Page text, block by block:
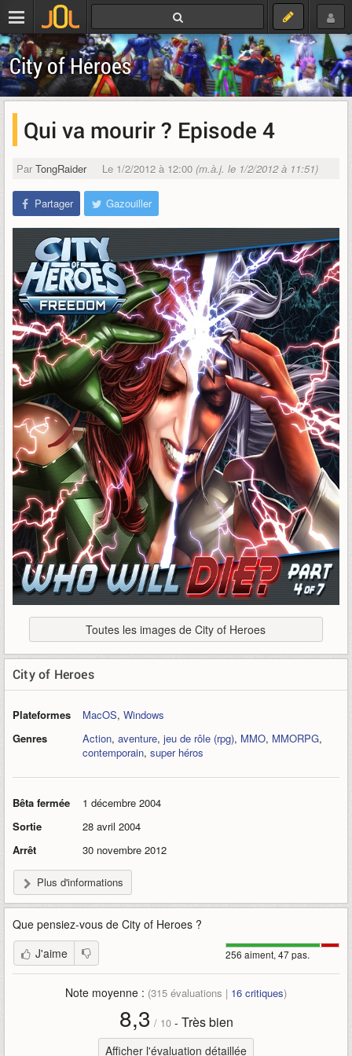
City of Heroes
Qui va mourir ? Episode 4
Par TongRaider Le 1/2/2012 à 12:00 (m.à.j. le 1/2/2012 à 11:51)
Partager Gazouiller
Toutes les images de City of Heroes
City of Heroes
Plateformes MacOS, Windows
Genres
Action, aventure, jeu de rôle (rpg), MMO, MMORPG,
contemporain, super héros
Bêta fermée
1 décembre 2004
Sortie
28 avril 2004
Arrêt
30 novembre 2012
Plus d'informations
Que pensiez-vous de City of Heroes ?
256 aiment, 47 pas.
J'aime
Note moyenne : (315 évaluations | 16 critiques)
8,3 / 10- Très bien
Afficher l'évaluation détaillée